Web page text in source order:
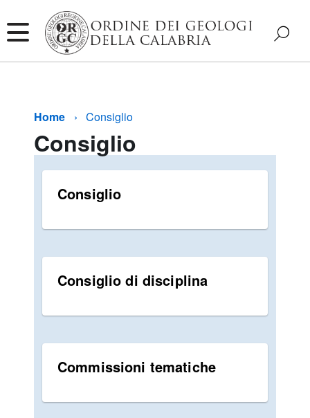
Home Consiglio
Consiglio
Consiglio
Consiglio di disciplina
Commissioni tematiche